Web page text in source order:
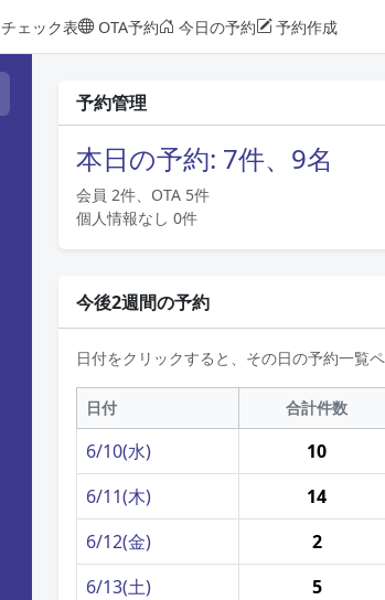
チェック表 OTA予約 今日の予約 予約作成
予約管理
本日の予約: 7件、9名
会員 2件、OTA 5件
個人情報なし 0件
今後2週間の予約
日付をクリックすると、その日の予約一覧
日付 合計件数
6/10(水) 10
6/11(木)
14
6/12(金)
2
6/13(土)
5